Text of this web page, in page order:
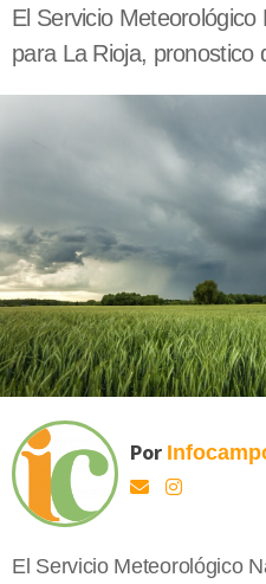
El Servicio Meteorológico
para La Rioja, pronostico
Por
El Servicio Meteorológico